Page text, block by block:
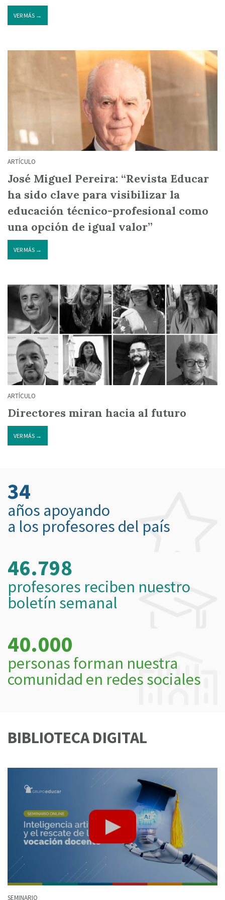
VER MÁS →
ARTÍCULO
José Miguel Pereira: “Revista Educar
ha sido clave para visibilizar la
educación técnico-profesional como
una opción de igual valor”
VER MÁS →
ARTÍCULO
Directores miran hacia al futuro
VER MÁS →
34
años apoyando
a los profesores del país
46.798
profesores reciben nuestro
boletín semanal
40.000
personas forman nuestra
comunidad en redes sociales
BIBLIOTECA DIGITAL
SEMINARIO